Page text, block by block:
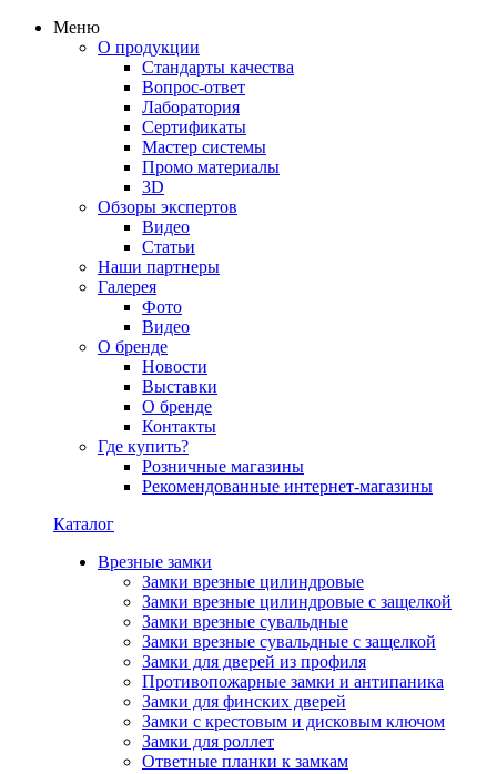
Меню
О продукции
Стандарты качества
Вопрос-ответ
Лаборатория
Сертификаты
Мастер системы
Промо материалы
3D
Обзоры экспертов
Видео
Статьи
Наши партнеры
Галерея
Фото
Видео
О бренде
Новости
Выставки
О бренде
Контакты
Где купить?
Розничные магазины
Рекомендованные интернет-магазины
Каталог
Врезные замки
Замки врезные цилиндровые
Замки врезные цилиндровые с защелкой
Замки врезные сувальдные
Замки врезные сувальдные с защелкой
Замки для дверей из профиля
Противопожарные замки и антипаника
Замки для финских дверей
Замки с крестовым и дисковым ключом
Замки для роллет
Ответные планки к замкам